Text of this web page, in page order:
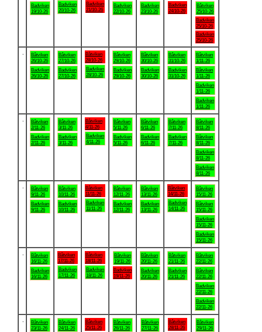
Badviken
19/10-26
Badviken
20/10-26
Badviken
21/10-26
Badviken
22/10-26
Badviken
23/10-26
Badviken
24/10-26
Båtviken
25/10-26
Badviken
25/10-26
Badviken
25/10-26
Båtviken
26/10-26
Badviken
26/10-26
Båtviken
27/10-26
Badviken
27/10-26
Båtviken
28/10-26
Badviken
28/10-26
Båtviken
29/10-26
Badviken
29/10-26
Båtviken
30/10-26
Badviken
30/10-26
Båtviken
31/10-26
Badviken
31/10-26
Båtviken
1/11-26
Båtviken
1/11-26
Badviken
1/11-26
Badviken
1/11-26
Båtviken
2/11-26
Badviken
2/11-26
Båtviken
3/11-26
Badviken
3/11-26
Båtviken
4/11-26
Badviken
4/11-26
Båtviken
5/11-26
Badviken
5/11-26
Båtviken
6/11-26
Badviken
6/11-26
Båtviken
7/11-26
Badviken
7/11-26
Båtviken
8/11-26
Båtviken
8/11-26
Badviken
8/11-26
Badviken
8/11-26
Båtviken
9/11-26
Badviken
9/11-26
Båtviken
10/11-26
Badviken
10/11-26
Båtviken
11/11-26
Badviken
11/11-26
Båtviken
12/11-26
Badviken
12/11-26
Båtviken
13/11-26
Badviken
13/11-26
Båtviken
14/11-26
Badviken
14/11-26
Båtviken
15/11-26
Båtviken
15/11-26
Badviken
15/11-26
Badviken
15/11-26
Båtviken
16/11-26
Badviken
16/11-26
Båtviken
17/11-26
Badviken
17/11-26
Båtviken
18/11-26
Badviken
18/11-26
Båtviken
19/11-26
Badviken
19/11-26
Båtviken
20/11-26
Badviken
20/11-26
Båtviken
21/11-26
Badviken
21/11-26
Båtviken
22/11-26
Båtviken
22/11-26
Badviken
22/11-26
Badviken
22/11-26
Båtviken
23/11-26
Båtviken
24/11-26
Båtviken
25/11-26
Båtviken
26/11-26
Båtviken
27/11-26
Båtviken
28/11-26
Båtviken
29/11-26